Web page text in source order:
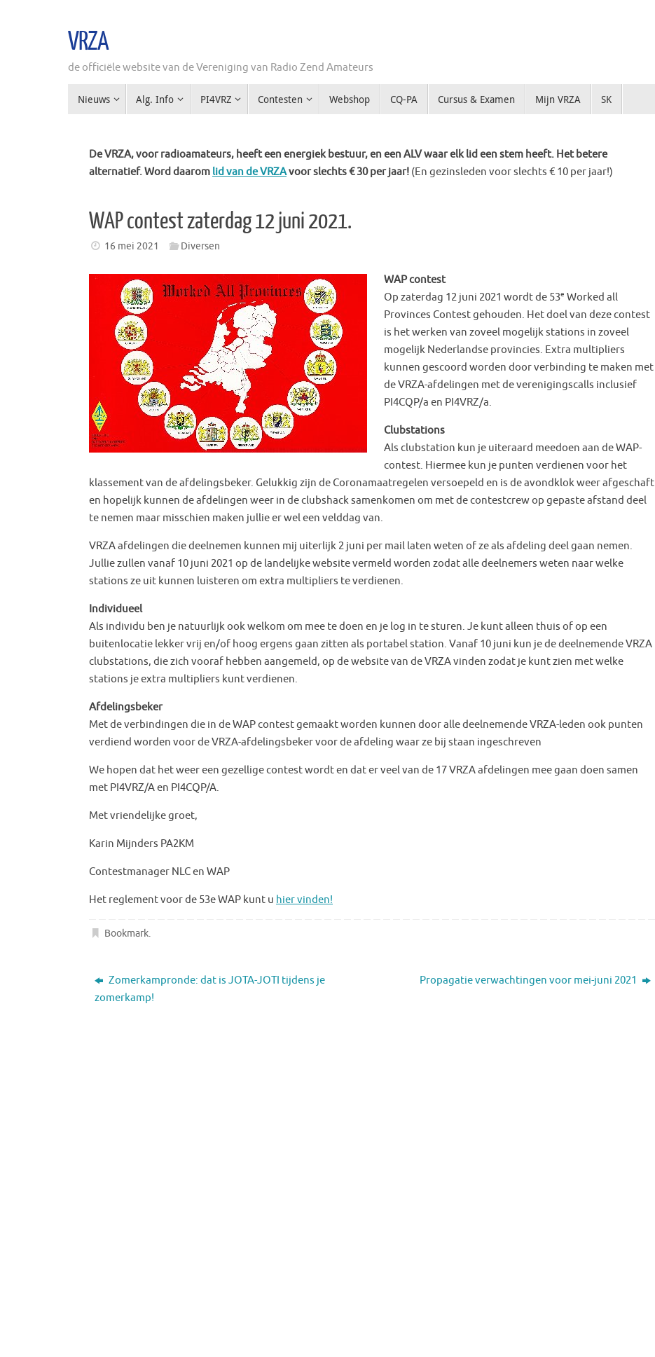
VRZA
de officiële website van de Vereniging van Radio Zend Amateurs
naarNieuws Alg. Info PI4VRZ Contesten Webshop CQ-PA Cursus & Examen Mijn VRZA SK
De VRZA, voor radioamateurs, heeft een energiek bestuur, en een ALV waar elk lid een stem heeft. Het betere
alternatief. Word daarom lid van de VRZAvoor slechts € 30 per jaar! (En gezinsleden voor slechts € 10 per jaar!)
WAP contest zaterdag 12 juni 2021.
16 mei 2021 Diversen
WAP contest
Op zaterdag 12 juni 2021 wordt de 53e Worked all
Provinces Contest gehouden. Het doel van deze contest
is het werken van zoveel mogelijk stations in zoveel
mogelijk Nederlandse provincies. Extra multipliers
kunnen gescoord worden door verbinding te maken met
de VRZA-afdelingen met de verenigingscalls inclusief
PI4CQP/a en PI4VRZ/a.
Clubstations
Als clubstation kun je uiteraard meedoen aan de WAP-
contest. Hiermee kun je punten verdienen voor het
klassement van de afdelingsbeker. Gelukkig zijn de Coronamaatregelen versoepeld en is de avondklok weer afgeschaft
en hopelijk kunnen de afdelingen weer in de clubshack samenkomen om met de contestcrew op gepaste afstand deel
te nemen maar misschien maken jullie er wel een velddag van.
VRZA afdelingen die deelnemen kunnen mij uiterlijk 2 juni per mail laten weten of ze als afdeling deel gaan nemen.
Jullie zullen vanaf 10 juni 2021 op de landelijke website vermeld worden zodat alle deelnemers weten naar welke
stations ze uit kunnen luisteren om extra multipliers te verdienen.
Individueel
Als individu ben je natuurlijk ook welkom om mee te doen en je log in te sturen. Je kunt alleen thuis of op een
buitenlocatie lekker vrij en/of hoog ergens gaan zitten als portabel station. Vanaf 10 juni kun je de deelnemende VRZA
clubstations, die zich vooraf hebben aangemeld, op de website van de VRZA vinden zodat je kunt zien met welke
stations je extra multipliers kunt verdienen.
Afdelingsbeker
Met de verbindingen die in de WAP contest gemaakt worden kunnen door alle deelnemende VRZA-leden ook punten
verdiend worden voor de VRZA-afdelingsbeker voor de afdeling waar ze bij staan ingeschreven
We hopen dat het weer een gezellige contest wordt en dat er veel van de 17 VRZA afdelingen mee gaan doen samen
met PI4VRZ/A en PI4CQP/A.
Met vriendelijke groet,
Karin Mijnders PA2KM
Contestmanager NLC en WAP
Het reglement voor de 53e WAP kunt u hier vinden!
Bookmark.
Zomerkampronde: dat is JOTA-JOTI tijdens je
zomerkamp!
Propagatie verwachtingen voor mei-juni 2021